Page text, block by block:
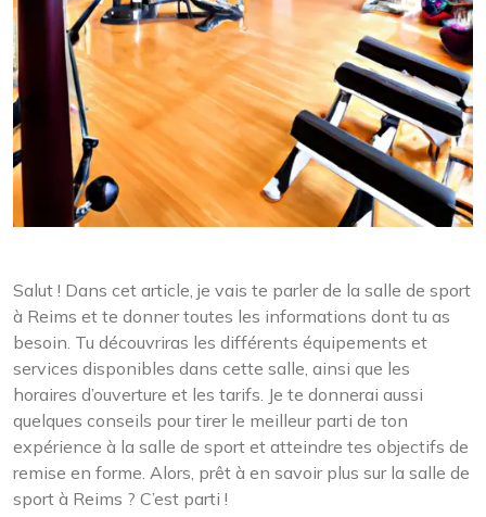
Salut ! Dans cet article, je vais te parler de la salle de sport
à Reims et te donner toutes les informations dont tu as
besoin. Tu découvriras les différents équipements et
services disponibles dans cette salle, ainsi que les
horaires d’ouverture et les tarifs. Je te donnerai aussi
quelques conseils pour tirer le meilleur parti de ton
expérience à la salle de sport et atteindre tes objectifs de
remise en forme. Alors, prêt à en savoir plus sur la salle de
sport à Reims ? C’est parti !